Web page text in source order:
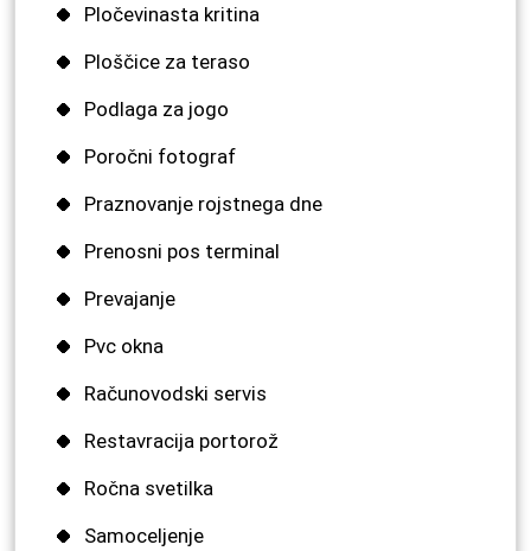
Pločevinasta kritina
Ploščice za teraso
Podlaga za jogo
Poročni fotograf
Praznovanje rojstnega dne
Prenosni pos terminal
Prevajanje
Pvc okna
Računovodski servis
Restavracija portorož
Ročna svetilka
Samoceljenje